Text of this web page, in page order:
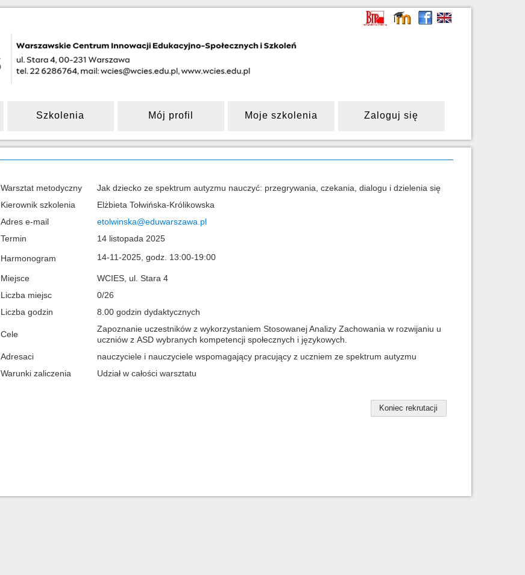
Szkolenia Mój profil Moje szkolenia Zaloguj się
Warsztat metodyczny
Jak dziecko ze spektrum autyzmu nauczyć: przegrywania, czekania, dialogu i dzielenia się
Kierownik szkolenia
Elżbieta Tołwińska-Królikowska
Adres e-mail
etolwinska@eduwarszawa.pl
Termin
14 listopada 2025
Harmonogram 14-11-2025, godz. 13:00-19:00
Miejsce
WCIES, ul. Stara 4
Liczba miejsc
0/26
Liczba godzin
8.00 godzin dydaktycznych
Cele
Zapoznanie uczestników z wykorzystaniem Stosowanej Analizy Zachowania w rozwijaniu u
uczniów z ASD wybranych kompetencji społecznych i językowych.
Adresaci
nauczyciele i nauczyciele wspomagający pracujący z uczniem ze spektrum autyzmu
Warunki zaliczenia
Udział w całości warsztatu
Koniec rekrutacji